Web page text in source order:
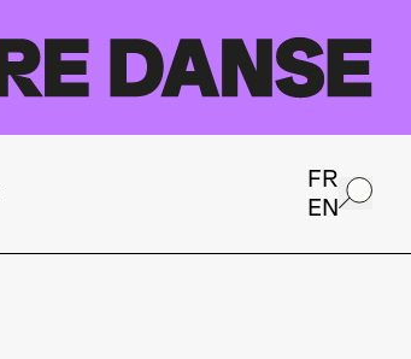
FR
EN